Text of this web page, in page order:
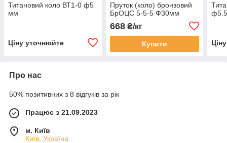
Титановий коло ВТ1-0 ф5
мм
Ціну уточнюйте
Пруток (коло) бронзовий
БрОЦС 5-5-5 Ф30мм
668₴/кг
Купити
Про нас
50% позитивних з 8 відгуків за рік
Працює з 21.09.2023
м. Київ
Київ, Україна